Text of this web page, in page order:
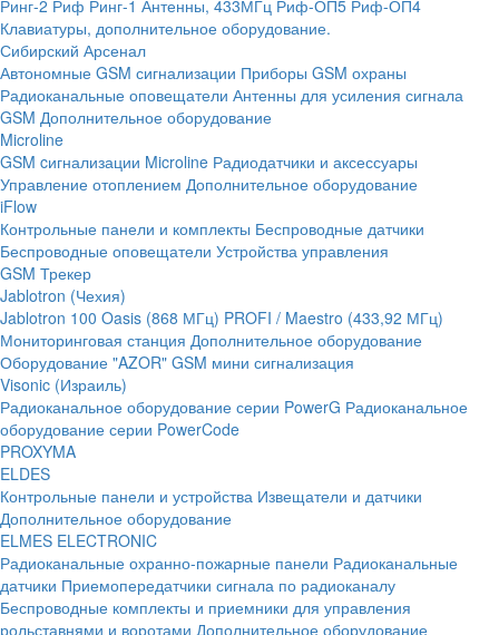
Ринг-2 Риф Ринг-1 Антенны, 433МГц Риф-ОП5 Риф-ОП4
Клавиатуры, дополнительное оборудование.
Сибирский Арсенал
Автономные GSM сигнализации Приборы GSM охраны
Радиоканальные оповещатели Антенны для усиления сигнала
GSM Дополнительное оборудование
Microline
GSM cигнализации Microline Радиодатчики и аксессуары
Управление отоплением Дополнительное оборудование
iFlow
Контрольные панели и комплекты Беспроводные датчики
Беспроводные оповещатели Устройства управления
GSM Трекер
Jablotron (Чехия)
Jablotron 100 Oasis (868 МГц) PROFI / Maestro (433,92 МГц)
Мониторинговая станция Дополнительное оборудование
Оборудование "AZOR" GSM мини сигнализация
Visonic (Израиль)
Радиоканальное оборудование серии PowerG Радиоканальное
оборудование серии PowerCode
PROXYMA
ELDES
Контрольные панели и устройства Извещатели и датчики
Дополнительное оборудование
ELMES ELECTRONIC
Радиоканальные охранно-пожарные панели Радиоканальные
датчики Приемопередатчики сигнала по радиоканалу
Беспроводные комплекты и приемники для управления
рольставнями и воротами Дополнительное оборудование